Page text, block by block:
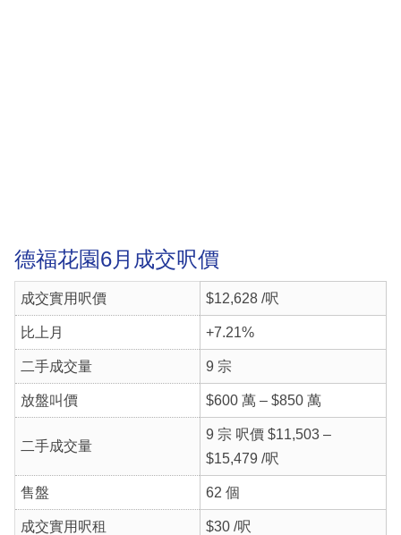
德福花園6月成交呎價
成交實用呎價 $12,628 /呎
比上月 +7.21%
二手成交量 9 宗
放盤叫價 $600 萬 – $850 萬
二手成交量
9 宗 呎價 $11,503 –
$15,479 /呎
售盤 62 個
成交實用呎租 $30 /呎